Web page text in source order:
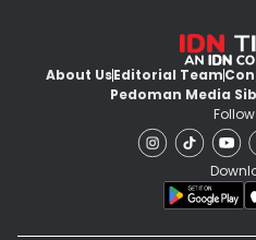
About UsEditorial Team
Pedoman Media